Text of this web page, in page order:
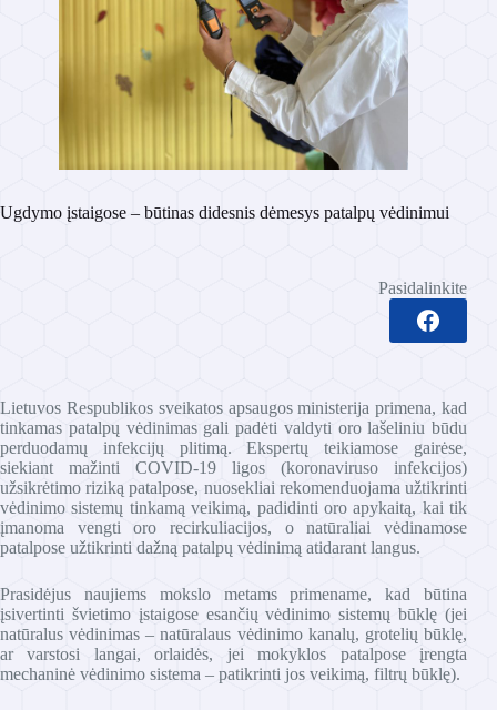
Ugdymo įstaigose – būtinas didesnis dėmesys patalpų vėdinimui
Pasidalinkite
Lietuvos Respublikos sveikatos apsaugos ministerija primena, kad
tinkamas patalpų vėdinimas gali padėti valdyti oro lašeliniu būdu
perduodamų infekcijų plitimą. Ekspertų teikiamose gairėse,
siekiant mažinti COVID-19 ligos (koronaviruso infekcijos)
užsikrėtimo riziką patalpose, nuosekliai rekomenduojama užtikrinti
vėdinimo sistemų tinkamą veikimą, padidinti oro apykaitą, kai tik
įmanoma vengti oro recirkuliacijos, o natūraliai vėdinamose
patalpose užtikrinti dažną patalpų vėdinimą atidarant langus.
Prasidėjus naujiems mokslo metams primename, kad būtina
įsivertinti švietimo įstaigose esančių vėdinimo sistemų būklę (jei
natūralus vėdinimas – natūralaus vėdinimo kanalų, grotelių būklę,
ar varstosi langai, orlaidės, jei mokyklos patalpose įrengta
mechaninė vėdinimo sistema – patikrinti jos veikimą, filtrų būklę).